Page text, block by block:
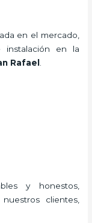
en el mercado,
en la
Rafael .
y honestos,
clientes,